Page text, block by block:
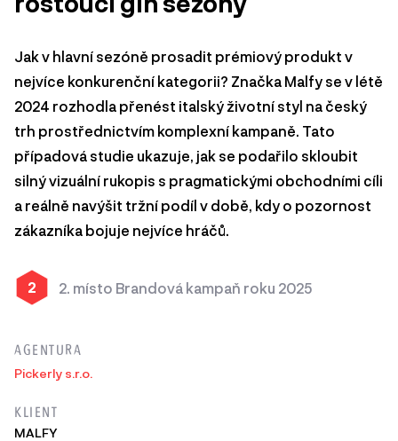
Jak v hlavní sezóně prosadit prémiový produkt v
nejvíce konkurenční kategorii? Značka Malfy se v létě
2024 rozhodla přenést italský životní styl na český
trh prostřednictvím komplexní kampaně. Tato
případová studie ukazuje, jak se podařilo skloubit
silný vizuální rukopis s pragmatickými obchodními cíli
a reálně navýšit tržní podíl v době, kdy o pozornost
zákazníka bojuje nejvíce hráčů.
2 2. místo Brandová kampaň roku 2025
AGENTURA
Pickerly s.r.o.
KLIENT
MALFY